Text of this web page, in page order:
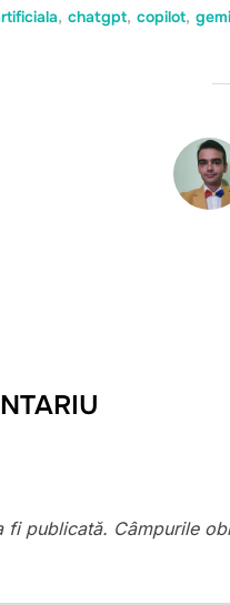
, chatgpt, copilot,
fi publicată. Câmpurile